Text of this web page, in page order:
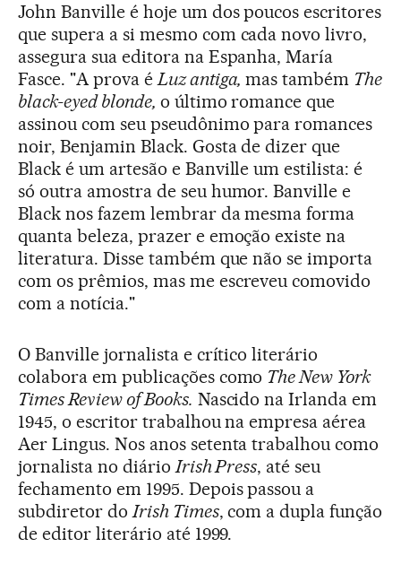
John Banville é hoje um dos poucos escritores
que supera a si mesmo com cada novo livro,
assegura sua editora na Espanha, María
Fasce. "A prova éLuz antiga,mas também The
black-eyed blonde, o último romance que
assinou com seu pseudônimo para romances
noir, Benjamin Black. Gosta de dizer que
Black é um artesão e Banville um estilista: é
só outra amostra de seu humor. Banville e
Black nos fazem lembrar da mesma forma
quanta beleza, prazer e emoção existe na
literatura. Disse também que não se importa
com os prêmios, mas me escreveu comovido
com a notícia."
O Banville jornalista e crítico literário
colabora em publicações como The New York
Times Review of Books. Nascido na Irlanda em
1945, o escritor trabalhou na empresa aérea
Aer Lingus. Nos anos setenta trabalhou como
jornalista no diárioIrish Press, até seu
fechamento em 1995. Depois passou a
subdiretor doIrish Times, com a dupla função
de editor literário até 1999.